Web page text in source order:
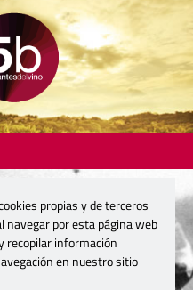
propias y de terceros
navegar por esta página web
recopilar información
en nuestro sitio